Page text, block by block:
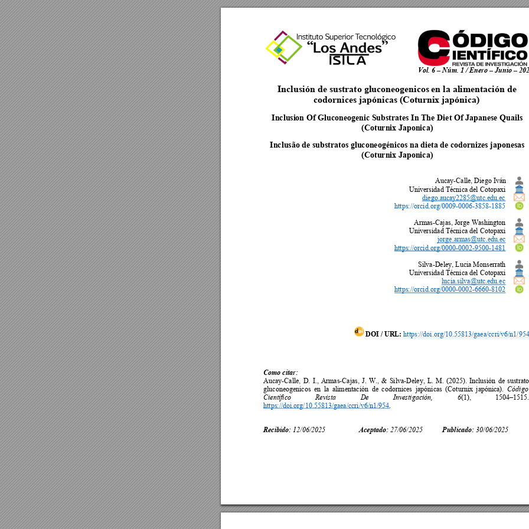
Vol. 6 – Núm. 1 / Enero – Junio –
Inclusión de sustrato gluconeogenicos en la alimentación de
codornices japónicas (Coturnix japónica)
Inclusion Of Gluconeogenic Substrates In The Diet Of Japanese Quails
(Coturnix Japonica)
Inclusão de substratos gluconeogénicos na dieta de codornizes japonesas
(Coturnix Japonica)
Aucay-Calle, Diego Iván
Universidad Técnica del Cotopaxi
diego.aucay2285@utc.edu.ec
https://orcid.org/0009-0006-3858-1885
Armas-Cajas, Jorge Washington
Universidad Técnica del Cotopaxi
jorge.armas@utc.edu.ec
https://orcid.org/0000-0002-9500-1481
Silva-Deley, Lucia Monserrath
Universidad Técnica del Cotopaxi
lucia.silva@utc.edu.ec
https://orcid.org/0000-0002-6660-8102
DOI / URL: https://doi.org/10.55813/gaea/ccri/v6/n1/954
Como citar:
Aucay-Calle, D. I., Armas-Cajas, J. W., & Silva-Deley, L M. (2025). Inclusión de sus
gluconeogenicos en la alimentación de codornices japónicas (Coturnix japónica).
Científico
Revista De Investigación, 6(1), 1504–1515.
https://doi.org/10.55813/gaea/ccri/v6/n1/954
Recibido: 12/06/2025
       Aceptado
: 27/06/2025
       Publicado:
30/06/2025